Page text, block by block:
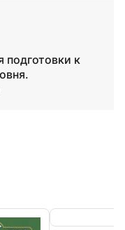
подготовки к